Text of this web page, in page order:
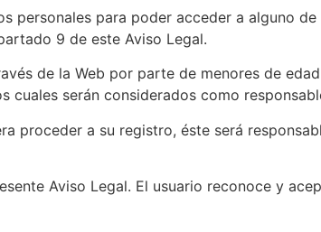
personales para poder acceder a alguno
9 de este Aviso Legal.
de la Web por parte de menores de
serán considerados como
proceder a su registro, éste será
Aviso Legal. El usuario reconoce y